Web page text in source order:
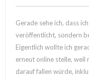
Gerade sehe ich, dass
veröffentlicht, sondern
Eigentlich wollte ich
erneut online stelle,
darauf fallen würde,